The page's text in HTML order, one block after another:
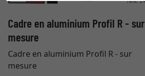
Cadre en aluminium Profil R - sur
mesure
Cadre en aluminium Profil R - sur
mesure